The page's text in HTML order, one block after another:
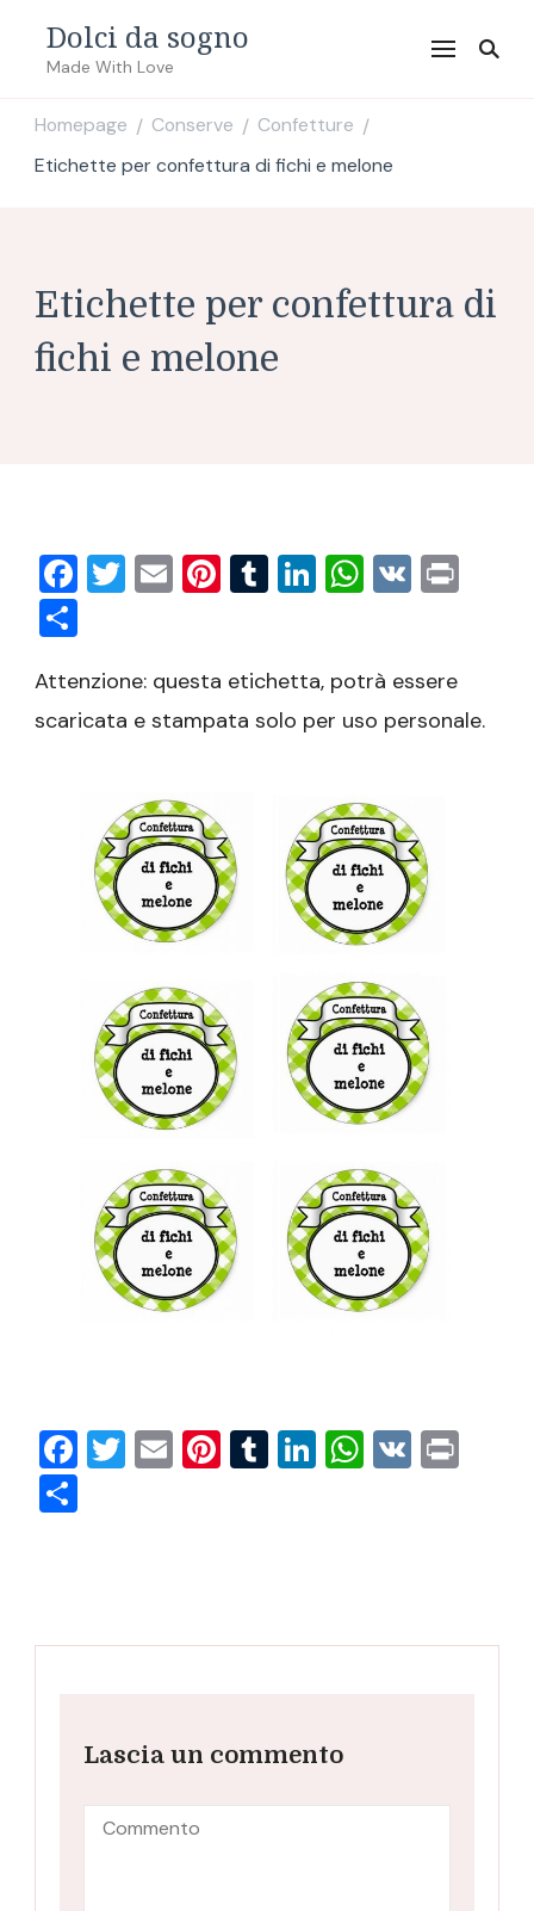
Dolci da sogno
Made With Love
Homepage / Conserve / Confetture /
Etichette per confettura di fichi e melone
Etichette per confettura di
fichi e melone
Facebook
Twitter
EmailPinterest
Tumblr
LinkedIn
VK
Attenzione: questa etichetta, potrà essere
scaricata e stampata solo per uso personale.
Facebook
Twitter
EmailPinterest
Tumblr
LinkedIn
VK
Lascia un commento